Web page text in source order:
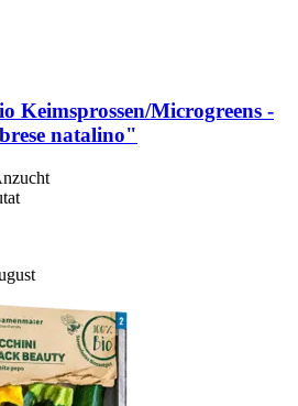
Keimsprossen/Microgreens -​
natalino"